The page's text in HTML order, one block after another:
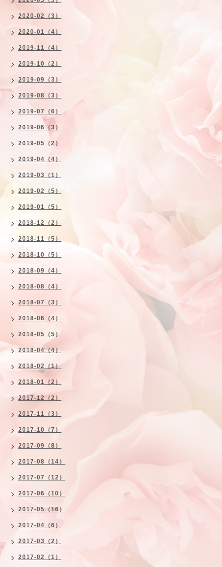
2020-02（3）
2020-01（4）
2019-11（4）
2019-10（2）
2019-09（3）
2019-08（3）
2019-07（6）
2019-06（3）
2019-05（2）
2019-04（4）
2019-03（1）
2019-02（5）
2019-01（5）
2018-12（2）
2018-11（5）
2018-10（5）
2018-09（4）
2018-08（4）
2018-07（3）
2018-06（4）
2018-05（5）
2018-04（4）
2018-02（1）
2018-01（2）
2017-12（2）
2017-11（3）
2017-10（7）
2017-09（8）
2017-08（14）
2017-07（12）
2017-06（10）
2017-05（16）
2017-04（6）
2017-03（2）
2017-02（1）